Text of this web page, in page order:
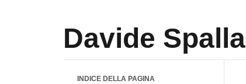
Davide Spalla
INDICE DELLA PAGINA